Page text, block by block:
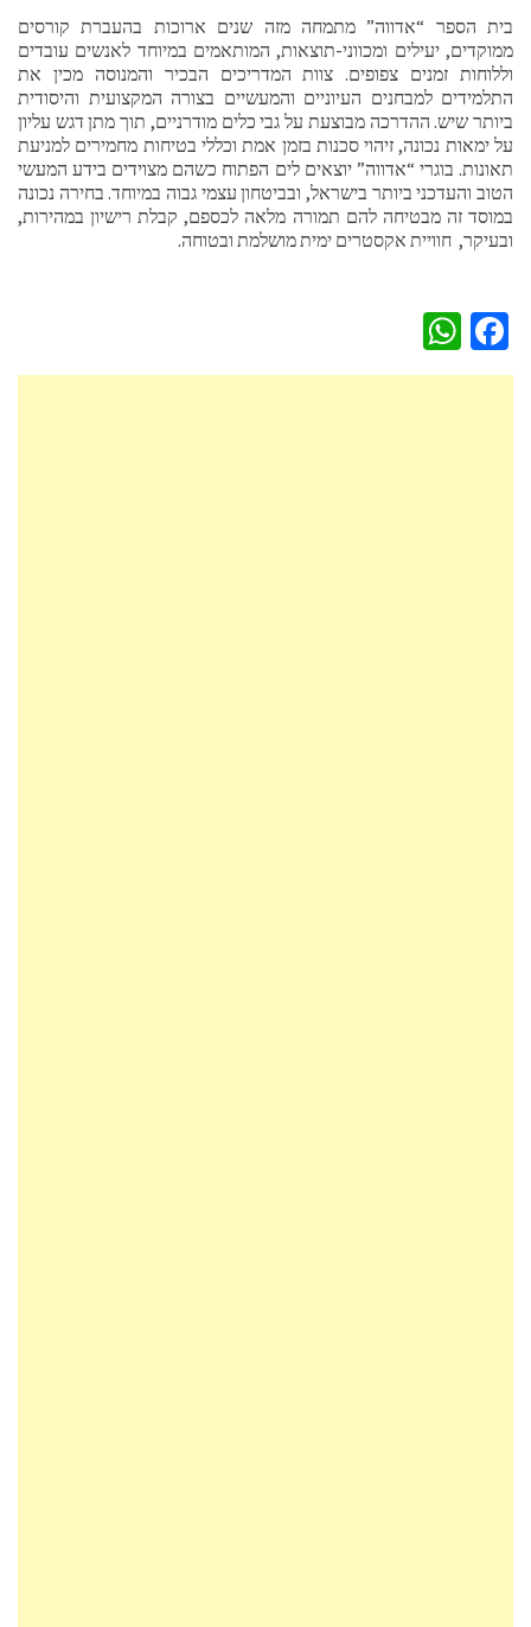
בית הספר “אדווה” מתמחה מזה שנים ארוכות בהעברת קורסים
ממוקדים, יעילים ומכווני-תוצאות, המותאמים במיוחד לאנשים עובדים
וללוחות זמנים צפופים. צוות המדריכים הבכיר והמנוסה מכין את
התלמידים למבחנים העיוניים והמעשיים בצורה המקצועית והיסודית
ביותר שיש. ההדרכה מבוצעת על גבי כלים מודרניים, תוך מתן דגש עליון
על ימאות נכונה, זיהוי סכנות בזמן אמת וכללי בטיחות מחמירים למניעת
תאונות. בוגרי “אדווה” יוצאים לים הפתוח כשהם מצוידים בידע המעשי
הטוב והעדכני ביותר בישראל, ובביטחון עצמי גבוה במיוחד. בחירה נכונה
במוסד זה מבטיחה להם תמורה מלאה לכספם, קבלת רישיון במהירות,
ובעיקר, חוויית אקסטרים ימית מושלמת ובטוחה.
Facebook